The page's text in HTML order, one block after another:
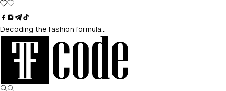
Decoding the fashion formula…